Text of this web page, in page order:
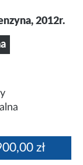
2012r.
zł